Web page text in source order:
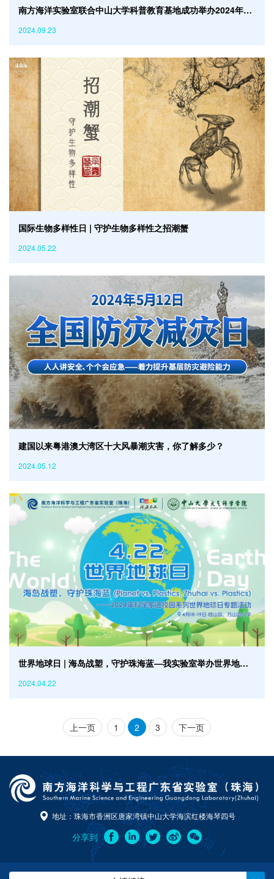
南方海洋实验室联合中山大学科普教育基地成功举办2024年全国科普日活动
2024.09.23
国际生物多样性日 | 守护生物多样性之招潮蟹
2024.05.22
建国以来粤港澳大湾区十大风暴潮灾害，你了解多少？
2024.05.12
世界地球日 | 海岛战塑，守护珠海蓝—我实验室举办世界地球日科普进校园活动
2024.04.22
上一页 1 2 3 下一页
地址：珠海市香洲区唐家湾镇中山大学海滨红楼海琴四号
分享到